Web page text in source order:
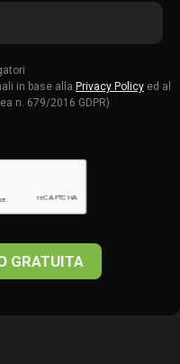
in base alla Privacy Policy ed al
n. 679/2016 GDPR)
GRATUITA